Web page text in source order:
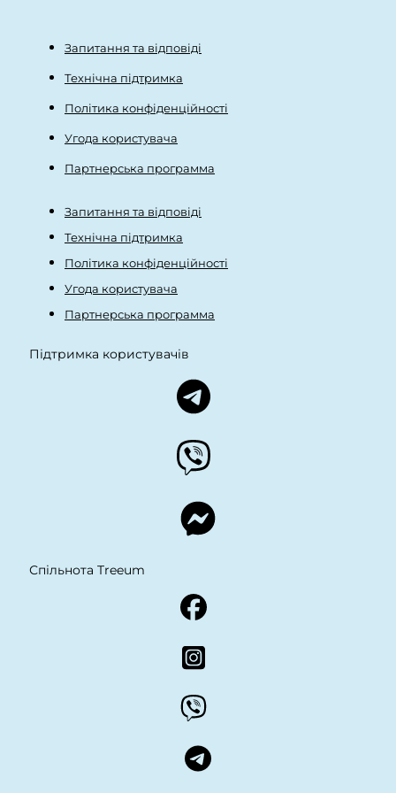
Запитання та відповіді
Технічна підтримка
Політика конфіденційності
Угода користувача
Партнерська программа
Запитання та відповіді
Технічна підтримка
Політика конфіденційності
Угода користувача
Партнерська программа
Підтримка користувачів
Спільнота Treeum